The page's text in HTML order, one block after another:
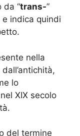
da “trans-”
e indica quindi
nella
lo
XIX secolo
del termine